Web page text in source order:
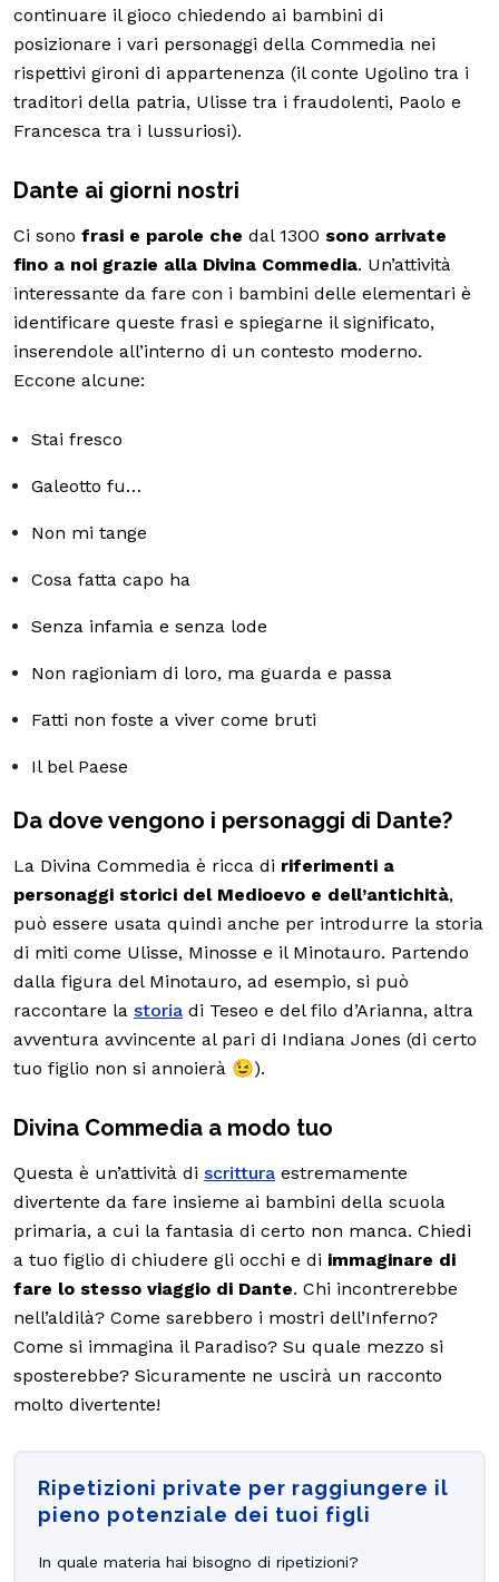
continuare il gioco chiedendo ai bambini di
posizionare i vari personaggi della Commedia nei
rispettivi gironi di appartenenza (il conte Ugolino tra i
traditori della patria, Ulisse tra i fraudolenti, Paolo e
Francesca tra i lussuriosi).
Dante ai giorni nostri
Ci sono frasi e parole che dal 1300 sono arrivate
fino a noi grazie alla Divina Commedia. Un’attività
interessante da fare con i bambini delle elementari è
identificare queste frasi e spiegarne il significato,
inserendole all’interno di un contesto moderno.
Eccone alcune:
Stai fresco
Galeotto fu…
Non mi tange
Cosa fatta capo ha
Senza infamia e senza lode
Non ragioniam di loro, ma guarda e passa
Fatti non foste a viver come bruti
Il bel Paese
Da dove vengono i personaggi di Dante?
La Divina Commedia è ricca di riferimenti a
personaggi storici del Medioevo e dell’antichità,
può essere usata quindi anche per introdurre la storia
di miti come Ulisse, Minosse e il Minotauro. Partendo
dalla figura del Minotauro, ad esempio, si può
raccontare la storia di Teseo e del filo d’Arianna, altra
avventura avvincente al pari di Indiana Jones (di certo
tuo figlio non si annoierà 😉).
Divina Commedia a modo tuo
Questa è un’attività di scrittura estremamente
divertente da fare insieme ai bambini della scuola
primaria, a cui la fantasia di certo non manca. Chiedi
a tuo figlio di chiudere gli occhi e di immaginare di
fare lo stesso viaggio di Dante. Chi incontrerebbe
nell’aldilà? Come sarebbero i mostri dell’Inferno?
Come si immagina il Paradiso? Su quale mezzo si
sposterebbe? Sicuramente ne uscirà un racconto
molto divertente!
Ripetizioni private per raggiungere il
pieno potenziale dei tuoi figli
In quale materia hai bisogno di ripetizioni?